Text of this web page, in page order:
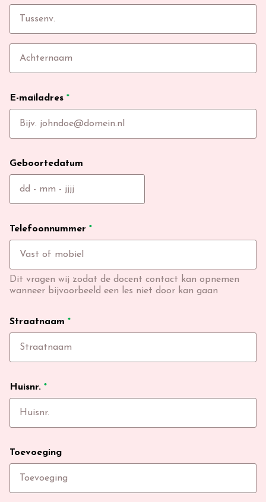
E-mailadres *
Geboortedatum
Telefoonnummer *
Dit vragen wij zodat de docent contact kan opnemen
wanneer bijvoorbeeld een les niet door kan gaan
Straatnaam *
Huisnr. *
Toevoeging